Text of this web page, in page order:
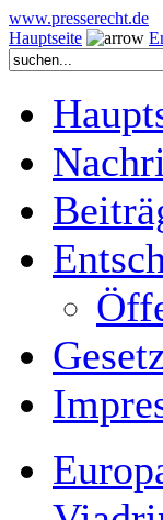
www.presserecht.de
Hauptseite